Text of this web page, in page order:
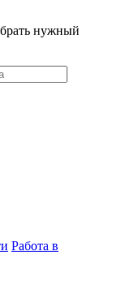
нужный
Работа в